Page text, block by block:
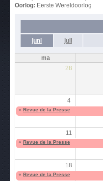
Oorlog: Eerste Wereldoorlog
juni juli
ma
28
4
« Revue de la Presse
11
« Revue de la Presse
18
« Revue de la Presse